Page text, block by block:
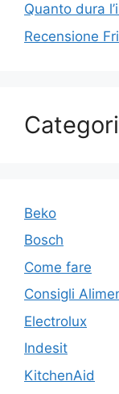
Quanto dura
Recensione
Beko
Bosch
Come fare
Consigli
Electrolux
Indesit
KitchenAid